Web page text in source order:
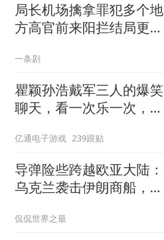
局长机场擒拿罪犯多个地
方高官前来阳拦结局更引
一条剧
瞿颖孙浩戴军三人的爆笑
聊天，看一次乐一次，根
亿通电子游戏 239跟贴
导弹险些跨越欧亚大陆：
乌克兰袭击伊朗商船，差
雷”
侃侃世界之最